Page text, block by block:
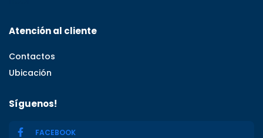
Atención al cliente
Contactos
Ubicación
Síguenos!
FACEBOOK